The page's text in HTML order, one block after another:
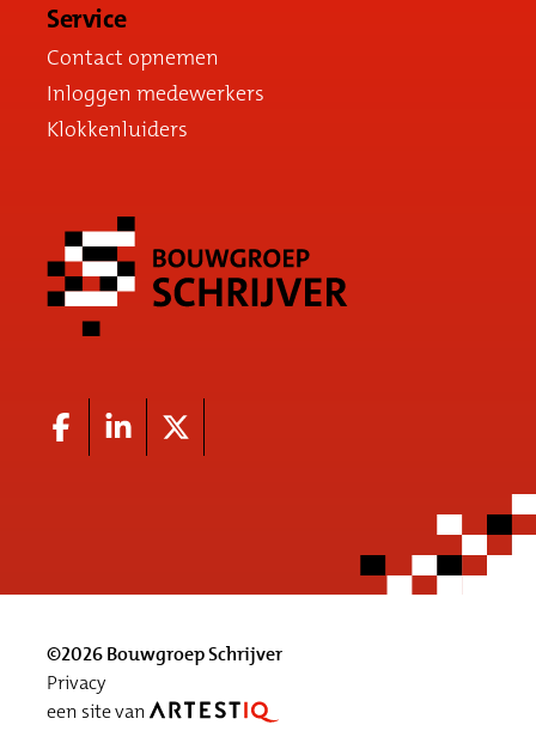
Service
Contact opnemen
Inloggen medewerkers
Klokkenluiders
©2026 Bouwgroep Schrijver
Privacy
een site van